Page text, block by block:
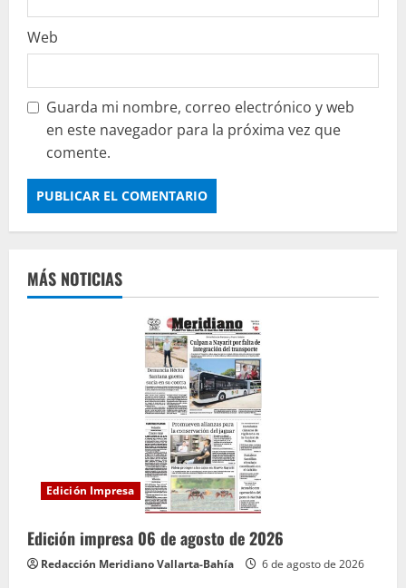
Web
Guarda mi nombre, correo electrónico y web
en este navegador para la próxima vez que
comente.
MÁS NOTICIAS
Edición Impresa
Edición impresa 06 de agosto de 2026
Redacción Meridiano Vallarta-Bahía 6 de agosto de 2026